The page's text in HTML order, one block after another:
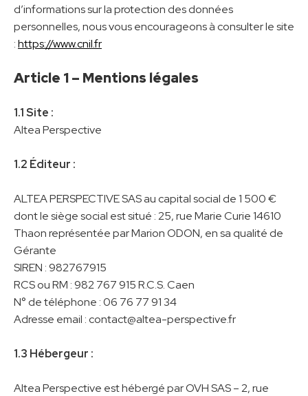
d’informations sur la protection des données
personnelles, nous vous encourageons à consulter le site
:https://www.cnil.fr
Article 1 – Mentions légales
1.1 Site :
Altea Perspective
1.2 Éditeur :
ALTEA PERSPECTIVE SAS au capital social de 1 500 €
dont le siège social est situé :25, rue Marie Curie 14610
Thaonreprésentée parMarionODON, en sa qualité de
Gérante
SIREN :982767915
RCS ou RM :982 767 915 R.C.S. Caen
N° de téléphone :06 76 77 91 34
Adresse email : contact@altea-perspective.fr
1.3 Hébergeur :
Altea Perspective est hébergé parOVH SAS – 2, rue